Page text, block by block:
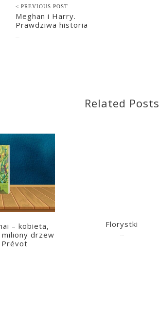
< PREVIOUS POST
Meghan i Harry.
Prawdziwa historia
Related Posts
– kobieta,
miliony drzew
Prévot
Florystki